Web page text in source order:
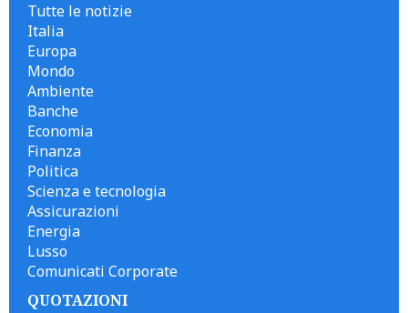
Tutte le notizie
Italia
Europa
Mondo
Ambiente
Banche
Economia
Finanza
Politica
Scienza e tecnologia
Assicurazioni
Energia
Lusso
Comunicati Corporate
QUOTAZIONI